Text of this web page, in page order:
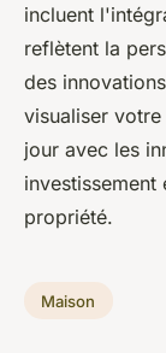
incluent
reflètent la
des
visualiser
jour avec les
propriété.
Maison